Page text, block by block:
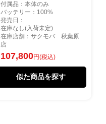
付属品：本体のみ
バッテリー：100%
発売日：
在庫なし(入荷未定)
在庫店舗：サクモバ 秋葉原
店
107,800円(税込)
似た商品を探す